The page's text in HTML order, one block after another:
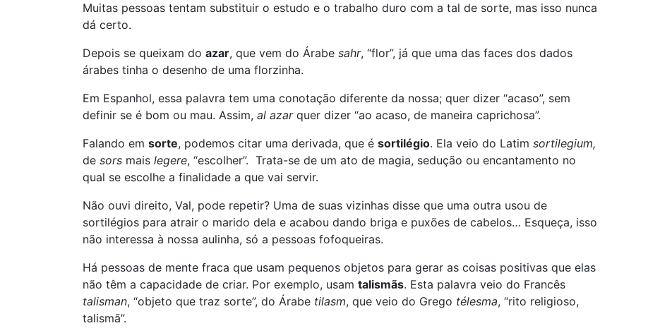
Muitas pessoas tentam substituir o estudo e o trabalho duro com a tal de sorte, mas isso nunca
dá certo.
Depois se queixam do azar, que vem do Árabe sahr, “flor”, já que uma das faces dos dados
árabes tinha o desenho de uma florzinha.
Em Espanhol, essa palavra tem uma conotação diferente da nossa; quer dizer “acaso”, sem
definir se é bom ou mau. Assim, al azarquer dizer “ao acaso, de maneira caprichosa”.
Falando em sorte, podemos citar uma derivada, que é sortilégio. Ela veio do Latim sortilegium,
de sors mais legere, “escolher”. Trata-se de um ato de magia, sedução ou encantamento no
qual se escolhe a finalidade a que vai servir.
Não ouvi direito, Val, pode repetir? Uma de suas vizinhas disse que uma outra usou de
sortilégios para atrair o marido dela e acabou dando briga e puxões de cabelos… Esqueça, isso
não interessa à nossa aulinha, só a pessoas fofoqueiras.
Há pessoas de mente fraca que usam pequenos objetos para gerar as coisas positivas que elas
não têm a capacidade de criar. Por exemplo, usam talismãs. Esta palavra veio do Francês
talisman, “objeto que traz sorte”, do Árabe tilasm, que veio do Grego télesma, “rito religioso,
talismã”.